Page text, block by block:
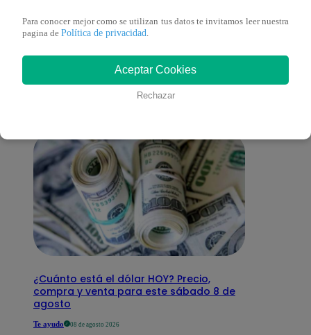
También te puede
interesar
¿Cuánto está el dólar HOY? Precio,
compra y venta para este sábado 8 de
agosto
Te ayudo 08 de agosto 2026
Para conocer mejor como se utilizan tus datos te invitamos leer nuestra
pagina de Política de privacidad
Aceptar Cookies
Rechazar